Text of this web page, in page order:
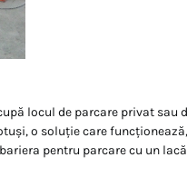
locul de parcare privat sau
o soluție care
pentru parcare cu un